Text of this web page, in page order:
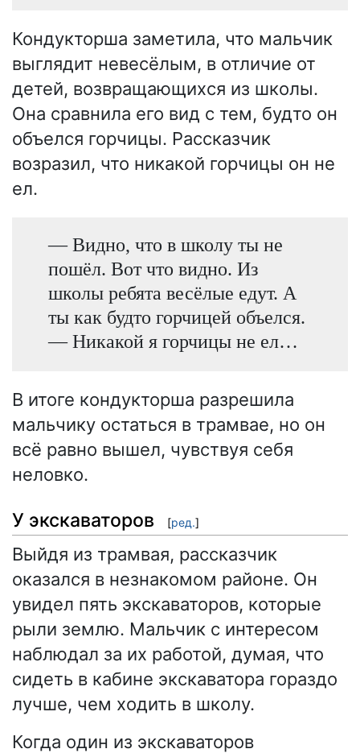
Кондукторша заметила, что мальчик
выглядит невесёлым, в отличие от
детей, возвращающихся из школы.
Она сравнила его вид с тем, будто он
объелся горчицы. Рассказчик
возразил, что никакой горчицы он не
ел.
— Видно, что в школу ты не
пошёл. Вот что видно. Из
школы ребята весёлые едут. А
ты как будто горчицей объелся.
— Никакой я горчицы не ел…
В итоге кондукторша разрешила
мальчику остаться в трамвае, но он
всё равно вышел, чувствуя себя
неловко.
У экскаваторов [ред.]
Выйдя из трамвая, рассказчик
оказался в незнакомом районе. Он
увидел пять экскаваторов, которые
рыли землю. Мальчик с интересом
наблюдал за их работой, думая, что
сидеть в кабине экскаватора гораздо
лучше, чем ходить в школу.
Когда один из экскаваторов